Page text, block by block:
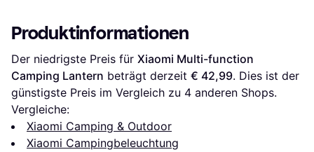
Produktinformationen
Der niedrigste Preis für Xiaomi Multi-function
Camping Lantern beträgt derzeit € 42,99. Dies ist der
günstigste Preis im Vergleich zu 4 anderen Shops.
Vergleiche:
Xiaomi Camping & Outdoor
Xiaomi Campingbeleuchtung